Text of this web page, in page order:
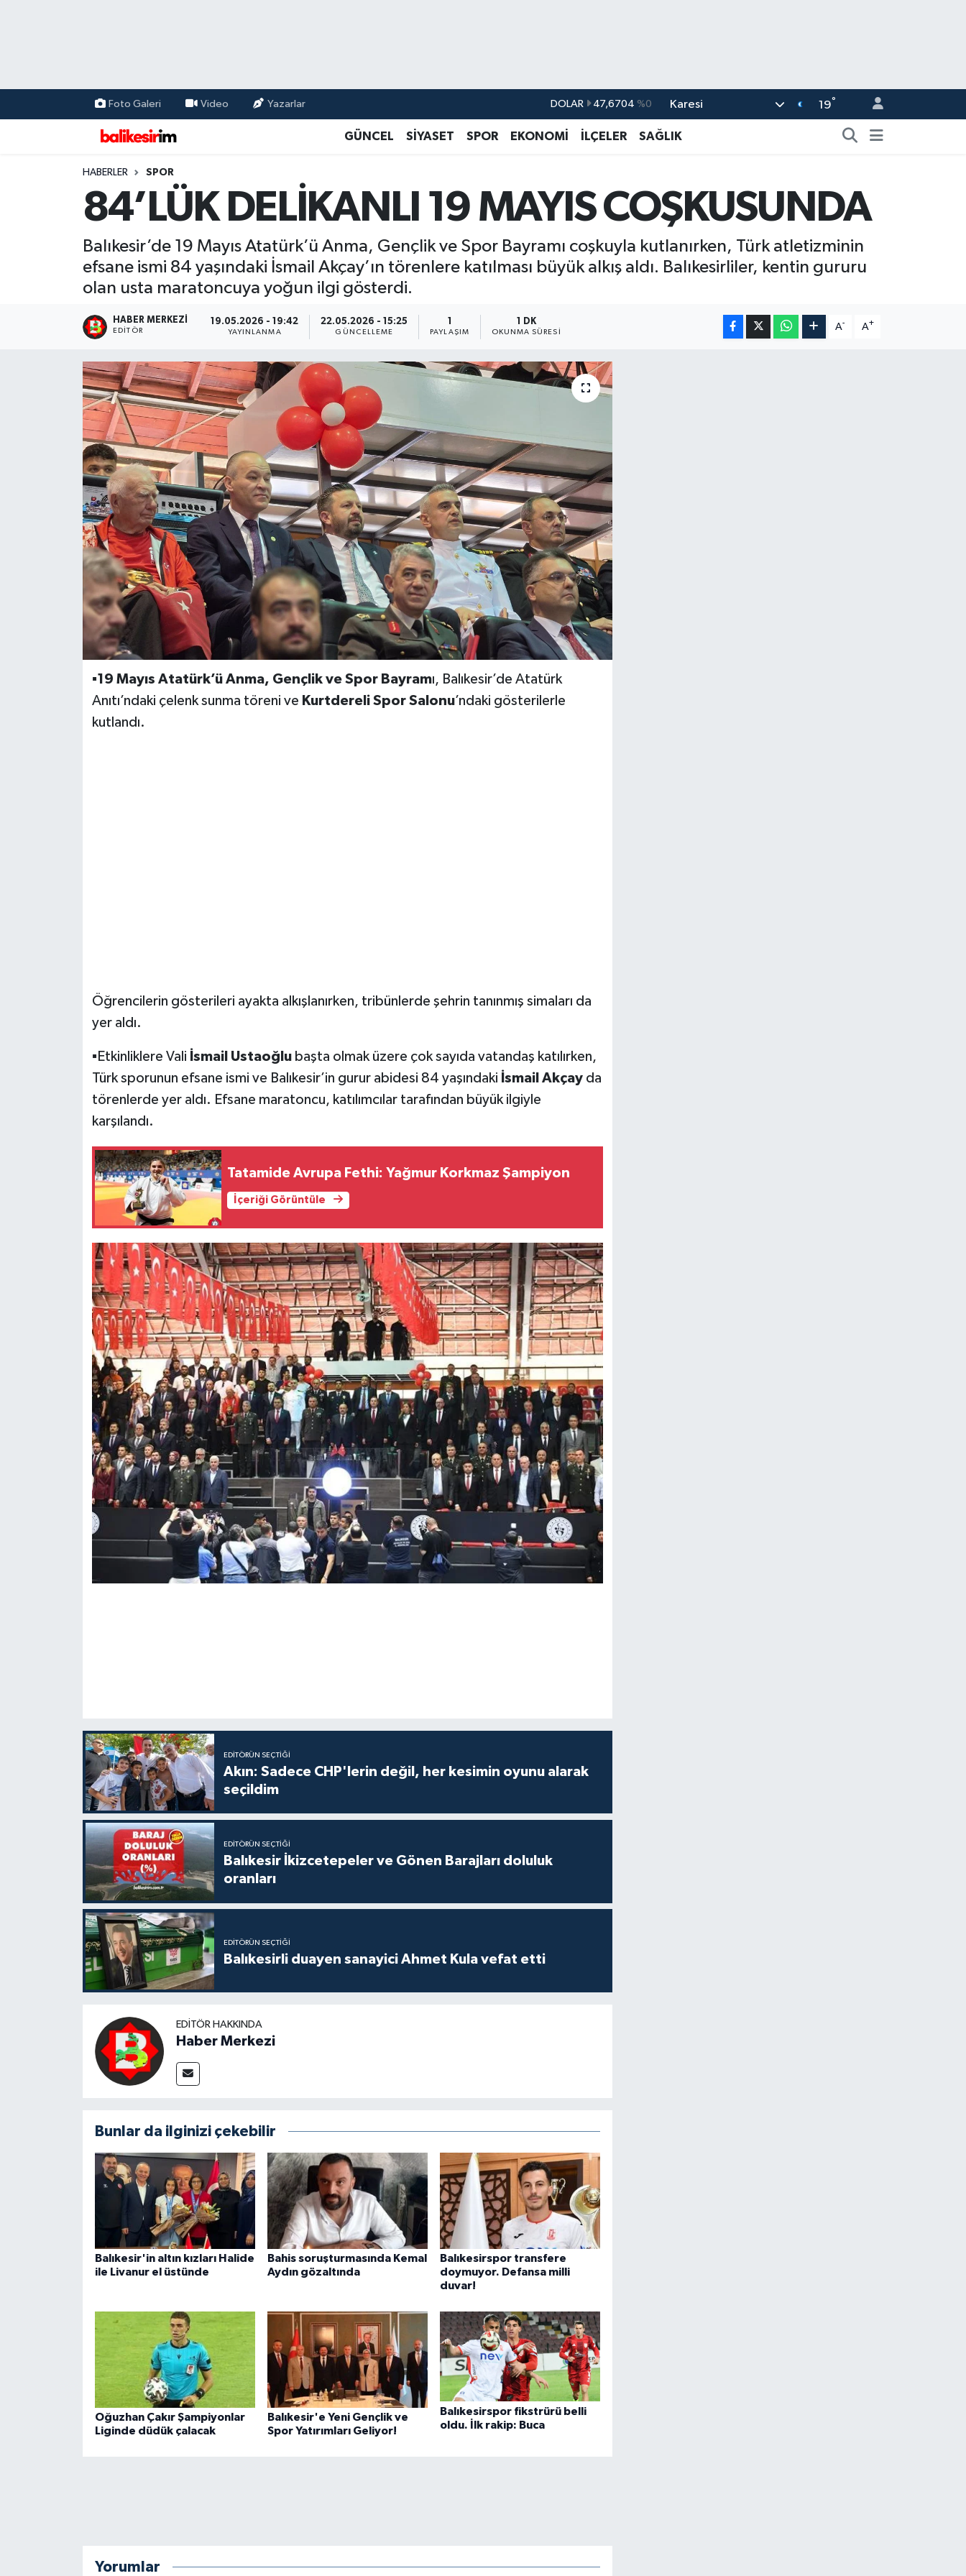
Foto Galeri Video Yazarlar DOLAR 47,6704 %0
EURO 55,0406 %-0.08
BİST100 13.799 %70
Karesi 19°
GÜNCEL SİYASET SPOR EKONOMİ İLÇELER SAĞLIK
HABERLER SPOR
84’LÜK DELİKANLI 19 MAYIS COŞKUSUNDA
Balıkesir’de 19 Mayıs Atatürk’ü Anma, Gençlik ve Spor Bayramı coşkuyla kutlanırken, Türk atletizminin
efsane ismi 84 yaşındaki İsmail Akçay’ın törenlere katılması büyük alkış aldı. Balıkesirliler, kentin gururu
olan usta maratoncuya yoğun ilgi gösterdi.
HABER MERKEZI
EDITÖR
19.05.2026 - 19:42
YAYINLANMA
22.05.2026 - 15:25
GÜNCELLEME
1
PAYLAŞIM
1 DK
OKUNMA SÜRESI
A- A+
▪️19 Mayıs Atatürk’ü Anma, Gençlik ve Spor Bayramı, Balıkesir’de Atatürk
Anıtı’ndaki çelenk sunma töreni ve Kurtdereli Spor Salonu’ndaki gösterilerle
kutlandı.
Öğrencilerin gösterileri ayakta alkışlanırken, tribünlerde şehrin tanınmış simaları da
yer aldı.
▪️Etkinliklere Vali İsmail Ustaoğlubaşta olmak üzere çok sayıda vatandaş katılırken,
Türk sporunun efsane ismi ve Balıkesir’in gurur abidesi 84 yaşındaki İsmail Akçayda
törenlerde yer aldı. Efsane maratoncu, katılımcılar tarafından büyük ilgiyle
karşılandı.
Tatamide Avrupa Fethi: Yağmur Korkmaz Şampiyon
İçeriği Görüntüle
EDITÖRÜN SEÇTIĞI
Akın: Sadece CHP'lerin değil, her kesimin oyunu alarak
seçildim
EDITÖRÜN SEÇTIĞI
Balıkesir İkizcetepeler ve Gönen Barajları doluluk
oranları
EDITÖRÜN SEÇTIĞI
Balıkesirli duayen sanayici Ahmet Kula vefat etti
EDITÖR HAKKINDA
Haber Merkezi
Bunlar da ilginizi çekebilir
Balıkesir'in altın kızları Halide
ile Livanur el üstünde
Bahis soruşturmasında Kemal
Aydın gözaltında
Balıkesirspor transfere
doymuyor. Defansa milli
duvar!
Oğuzhan Çakır Şampiyonlar
Liginde düdük çalacak
Balıkesir'e Yeni Gençlik ve
Spor Yatırımları Geliyor!
Balıkesirspor fikstrürü belli
oldu. İlk rakip: Buca
Yorumlar